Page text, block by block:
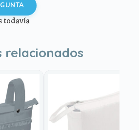
todavía
relacionados